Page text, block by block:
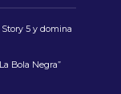
5 y domina
Bola Negra”